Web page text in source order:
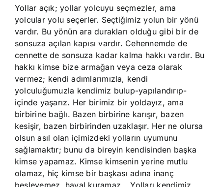
Yollar açık; yollar yolcuyu seçmezler, ama
yolcular yolu seçerler. Seçtiğimiz yolun bir yönü
vardır. Bu yönün ara durakları olduğu gibi bir de
sonsuza açılan kapısı vardır. Cehennemde de
cennette de sonsuza kadar kalma hakkı vardır. Bu
hakkı kimse bize armağan veya ceza olarak
vermez; kendi adımlarımızla, kendi
yolculuğumuzla kendimiz bulup-yapılandırıp-
içinde yaşarız. Her birimiz bir yoldayız, ama
birbirine bağlı. Bazen birbirine karışır, bazen
kesişir, bazen birbirinden uzaklaşır. Her ne olursa
olsun asıl olan içimizdeki yolların uyumunu
sağlamaktır; bunu da bireyin kendisinden başka
kimse yapamaz. Kimse kimsenin yerine mutlu
olamaz, hiç kimse bir başkası adına inanç
besleyemez, hayal kuramaz… Yolları kendimiz